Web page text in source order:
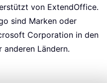
von ExtendOffice.
sind Marken oder
Corporation in den
Ländern.